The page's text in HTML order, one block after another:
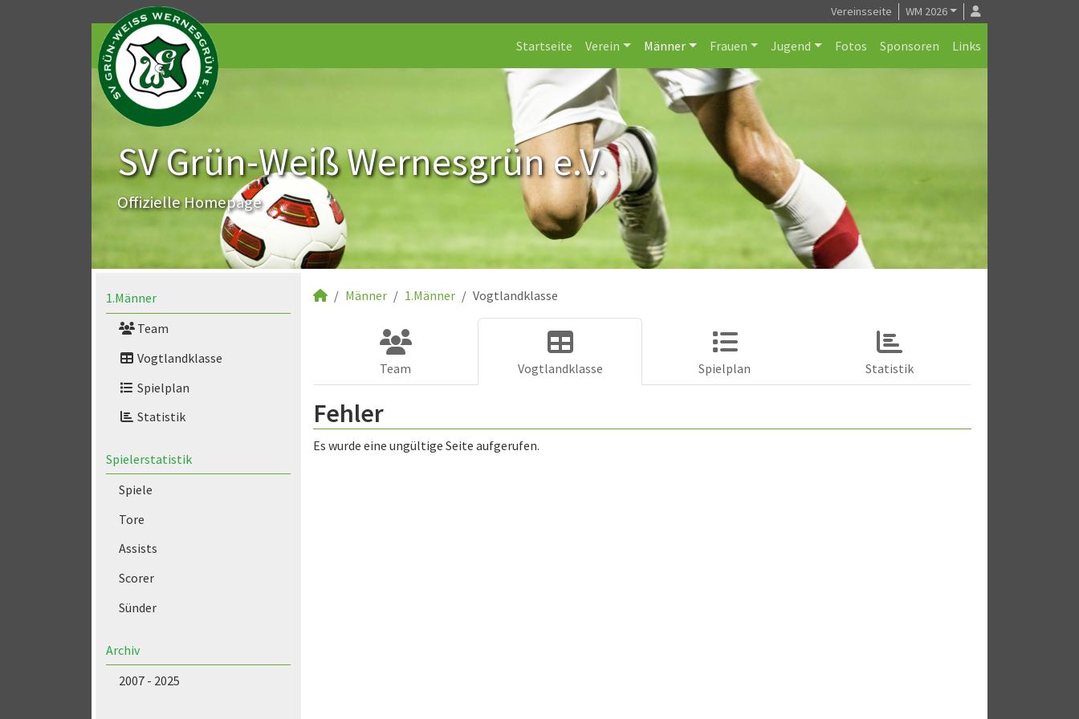
Vereinsseite WM 2026
Startseite Verein Männer Frauen Jugend Fotos Sponsoren Links
SV Grün-Weiß Wernesgrün e.V.
Offizielle Homepage
1.Männer
Team
Vogtlandklasse
Spielplan
Statistik
Spielerstatistik
Spiele
Tore
Assists
Scorer
Sünder
Archiv
2007 - 2025
Männer 1.Männer Vogtlandklasse
Team Vogtlandklasse Spielplan Statistik
Fehler
Es wurde eine ungültige Seite aufgerufen.